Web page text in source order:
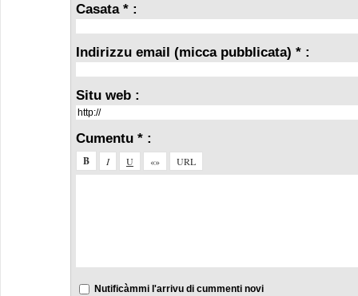
Casata * :
Indirizzu email (micca pubblicata) * :
Situ web :
Cumentu * :
Nutificàmmi l'arrivu di cummenti novi